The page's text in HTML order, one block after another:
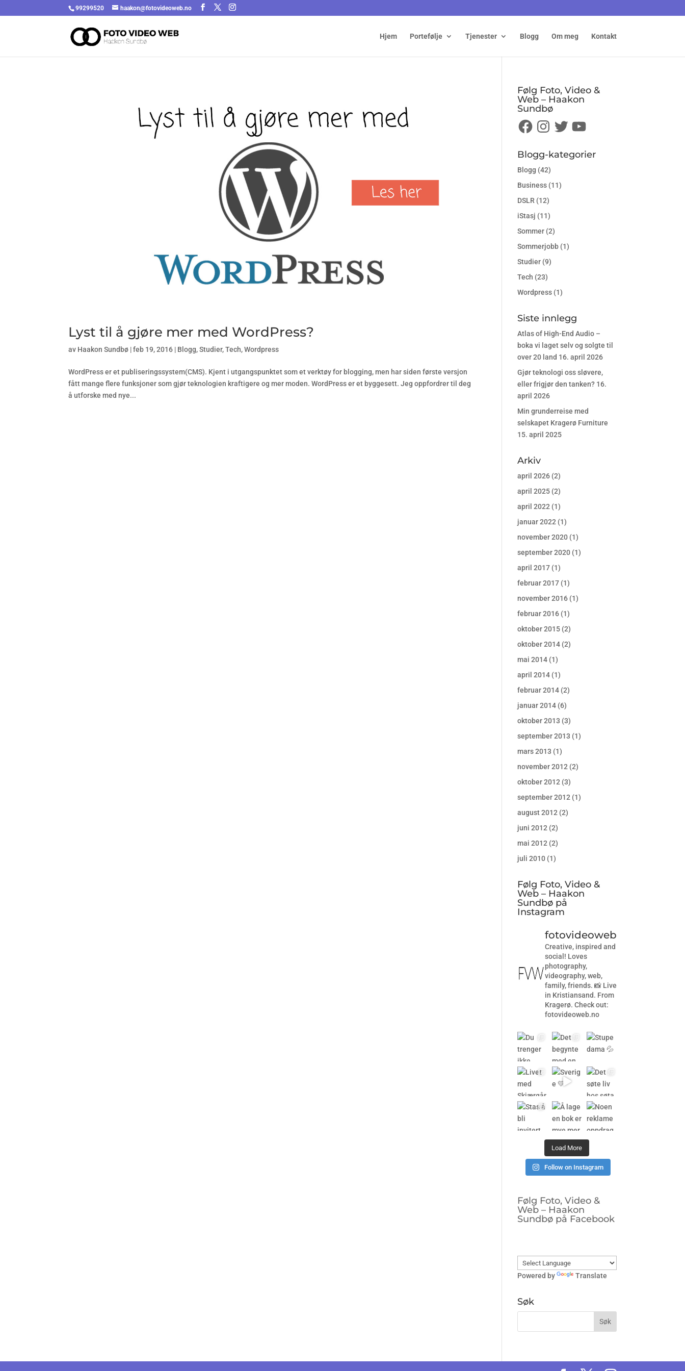
99299520 haakon@fotovideoweb.no
Hjem Portefølje Tjenester Blogg Om meg Kontakt
Lyst til å gjøre mer med WordPress?
av Haakon Sundbø |feb 19, 2016 | Blogg,Studier,Tech,Wordpress
WordPress er et publiseringssystem(CMS). Kjent i utgangspunktet som et verktøy for blogging, men har siden første versjon
fått mange flere funksjoner som gjør teknologien kraftigere og mer moden. WordPress er et byggesett. Jeg oppfordrer til deg
å utforske med nye...
Følg Foto, Video &
Web – Haakon
Sundbø
FacebookInstagram
TwitterYouTube
Blogg-kategorier
Blogg (42)
Business (11)
DSLR (12)
iStasj (11)
Sommer (2)
Sommerjobb (1)
Studier (9)
Tech (23)
Wordpress (1)
Siste innlegg
Atlas of High-End Audio –
boka vi laget selv og solgte til
over 20 land 16. april 2026
Gjør teknologi oss sløvere,
eller frigjør den tanken? 16.
april 2026
Min grunderreise med
selskapet Kragerø Furniture
15. april 2025
Arkiv
april 2026 (2)
april 2025 (2)
april 2022 (1)
januar 2022 (1)
november 2020 (1)
september 2020 (1)
april 2017 (1)
februar 2017 (1)
november 2016 (1)
februar 2016 (1)
oktober 2015 (2)
oktober 2014 (2)
mai 2014 (1)
april 2014 (1)
februar 2014 (2)
januar 2014 (6)
oktober 2013 (3)
september 2013 (1)
mars 2013 (1)
november 2012 (2)
oktober 2012 (3)
september 2012 (1)
august 2012 (2)
juni 2012 (2)
mai 2012 (2)
juli 2010 (1)
Følg Foto, Video &
Web – Haakon
Sundbø på
Instagram
fotovideoweb
Creative, inspired and
social! Loves
photography,
videography, web,
family, friends. 📸 Live
in Kristiansand. From
Kragerø. Check out:
fotovideoweb.no
Load More
Follow on Instagram
Følg Foto, Video &
Web – Haakon
Sundbø på Facebook
Powered by Translate
Søk